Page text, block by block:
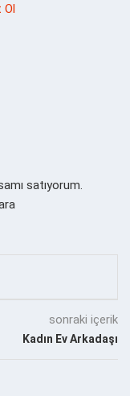
Ol
satıyorum.
sonraki içerik
Kadın Ev Arkadaşı